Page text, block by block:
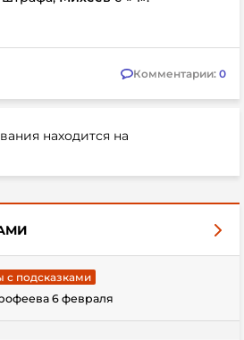
Комментарии: 0
находится на
с подсказками
6 февраля